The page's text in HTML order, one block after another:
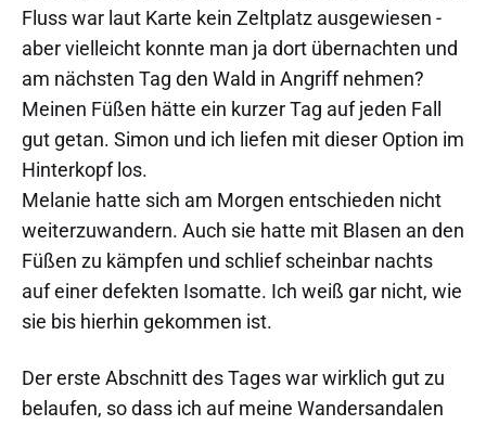
Fluss war laut Karte kein Zeltplatz ausgewiesen -
aber vielleicht konnte man ja dort übernachten und
am nächsten Tag den Wald in Angriff nehmen?
Meinen Füßen hätte ein kurzer Tag auf jeden Fall
gut getan. Simon und ich liefen mit dieser Option im
Hinterkopf los.
Melanie hatte sich am Morgen entschieden nicht
weiterzuwandern. Auch sie hatte mit Blasen an den
Füßen zu kämpfen und schlief scheinbar nachts
auf einer defekten Isomatte. Ich weiß gar nicht, wie
sie bis hierhin gekommen ist.
Der erste Abschnitt des Tages war wirklich gut zu
belaufen, so dass ich auf meine Wandersandalen